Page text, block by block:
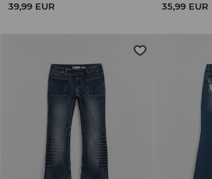
39,99 EUR 35,99 EUR